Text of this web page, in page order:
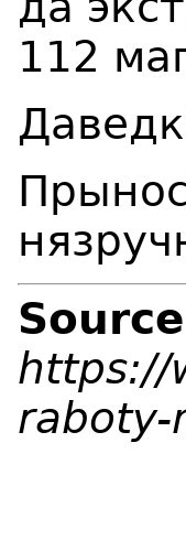
112
https://
raboty-